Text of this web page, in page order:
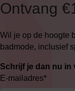
Ontvang
Wil je op de hoogte
badmode, inclusief
Schrijf je dan nu in
E-mailadres*